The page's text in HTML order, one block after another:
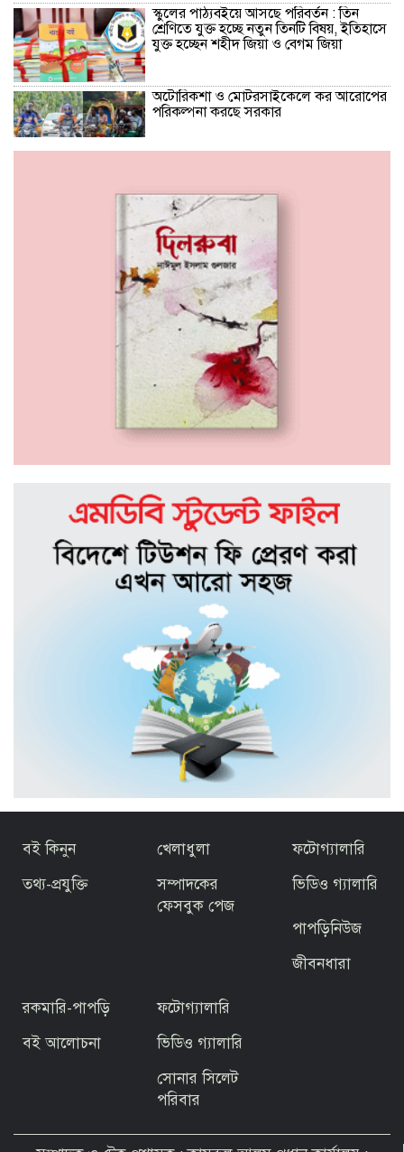
স্কুলের পাঠ্যবইয়ে আসছে পরিবর্তন : তিন
শ্রেণিতে যুক্ত হচ্ছে নতুন তিনটি বিষয়, ইতিহাসে
যুক্ত হচ্ছেন শহীদ জিয়া ও বেগম জিয়া
অটোরিকশা ও মোটরসাইকেলে কর আরোপের
পরিকল্পনা করছে সরকার
দ্বিতীয়বার শেখ মুজিবের পক্ষে : স্বরাষ্ট্রমন্ত্রী
‘মা আমাকে জানালা দিয়ে বের করে দেয়,
সাঁতরে উপরে এসে মাকে খুঁজে পাচ্ছি না’
১৭ দিন থেকে নিখোঁজ রয়েছে কলেজ শিক্ষার্থী
অয়ন
পদ্মায় ডুবে যাওয়া বাসের চালকের পরিচয়
ঈদ আনন্দে ঘুরতে গিয়ে লা*শ হয়ে ফিরলেন
তারা
ছড়াকার তোরাব আল হাবীব-এর শ্বশুরের
সিলেট মহানগর ছাত্রদলের সভাপতির
আলোচনায় আবুল হোসেন
বই কিনুন
তথ্য-প্রযুক্তি
খেলাধুলা
সম্পাদকের
ফেসবুক পেজ
ফটোগ্যালারি
ভিডিও গ্যালারি
পাপড়িনিউজ
জীবনধারা
রকমারি-পাপড়ি
বই আলোচনা
ফটোগ্যালারি
ভিডিও গ্যালারি
সোনার সিলেট
পরিবার